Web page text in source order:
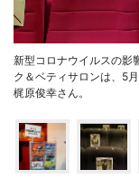
新型コロナウイルスの影
ク＆ベティサロンは、5
梶原俊幸さん。